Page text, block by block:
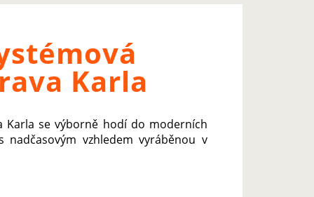
Karla
Karla se výborně hodí do moderních
vzhledem vyráběnou v